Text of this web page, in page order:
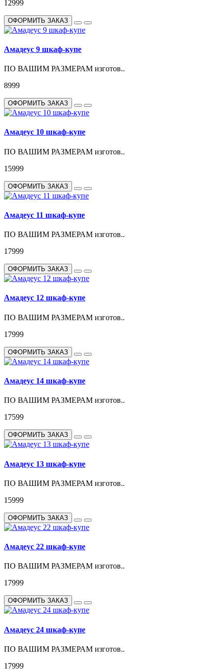
12999
ОФОРМИТЬ ЗАКАЗ
Амадеус 9 шкаф-купе
ПО ВАШИМ РАЗМЕРАМ изготов..
8999
ОФОРМИТЬ ЗАКАЗ
Амадеус 10 шкаф-купе
ПО ВАШИМ РАЗМЕРАМ изготов..
15999
ОФОРМИТЬ ЗАКАЗ
Амадеус 11 шкаф-купе
ПО ВАШИМ РАЗМЕРАМ изготов..
17999
ОФОРМИТЬ ЗАКАЗ
Амадеус 12 шкаф-купе
ПО ВАШИМ РАЗМЕРАМ изготов..
17999
ОФОРМИТЬ ЗАКАЗ
Амадеус 14 шкаф-купе
ПО ВАШИМ РАЗМЕРАМ изготов..
17599
ОФОРМИТЬ ЗАКАЗ
Амадеус 13 шкаф-купе
ПО ВАШИМ РАЗМЕРАМ изготов..
15999
ОФОРМИТЬ ЗАКАЗ
Амадеус 22 шкаф-купе
ПО ВАШИМ РАЗМЕРАМ изготов..
17999
ОФОРМИТЬ ЗАКАЗ
Амадеус 24 шкаф-купе
ПО ВАШИМ РАЗМЕРАМ изготов..
17999